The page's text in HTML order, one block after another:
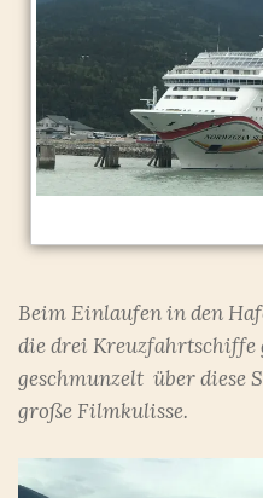
Beim Einlaufen in den
die drei Kreuzfahrtschiffe
geschmunzelt über diese
große Filmkulisse.